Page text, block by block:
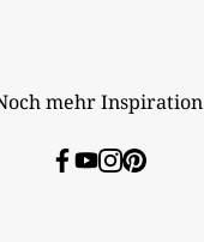
mehr Inspiration